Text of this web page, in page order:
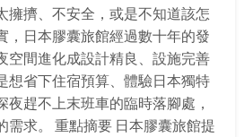
擁擠、不安全，或是不知道該怎
，日本膠囊旅館經過數十年的發
空間進化成設計精良、設施完善
想省下住宿預算、體驗日本獨特
趕不上末班車的臨時落腳處，
需求。 重點摘要 日本膠囊旅館提